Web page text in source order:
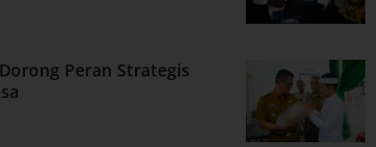
Peran Strategis